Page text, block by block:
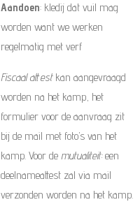
Aandoen: kledij dat vuil mag
worden want we werken
regelmatig met verf
Fiscaal attestkan aangevraagd
worden na het kamp, het
formulier voor de aanvraag zit
bij de mail met foto’s van het
kamp. Voor de mutualiteit:een
deelnameattest zal via mail
verzonden worden na het kamp.